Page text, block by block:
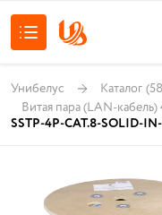
Унибелус Каталог
Витая пара (LAN-
SSTP-4P-CAT.8-SOLID-